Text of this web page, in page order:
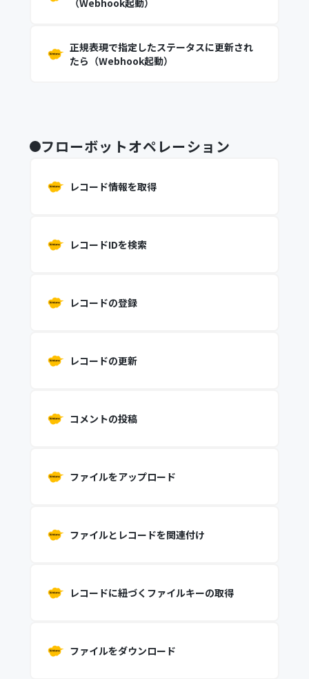
（Webhook起動）
正規表現で指定したステータスに更新され
たら（Webhook起動）
フローボットオペレーション
レコード情報を取得
レコードIDを検索
レコードの登録
レコードの更新
コメントの投稿
ファイルをアップロード
ファイルとレコードを関連付け
レコードに紐づくファイルキーの取得
ファイルをダウンロード